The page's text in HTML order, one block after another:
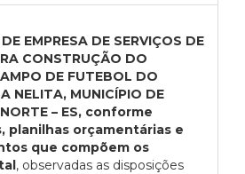
EMPRESA DE SERVIÇOS DE
CONSTRUÇÃO DO
DE FUTEBOL DO
NELITA, MUNICÍPIO DE
– ES, conforme
planilhas orçamentárias e
que compõem os
, observadas as disposições